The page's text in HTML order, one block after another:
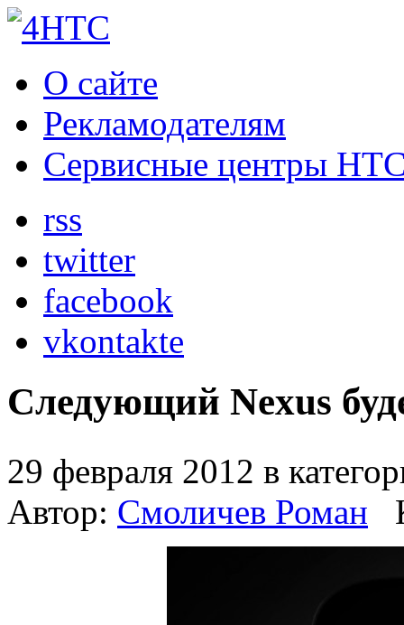
О сайте
Рекламодателям
Сервисные центры
rss
twitter
facebook
vkontakte
Следующий Nexus
29 февраля 2012 в
Автор: Смоличев Роман